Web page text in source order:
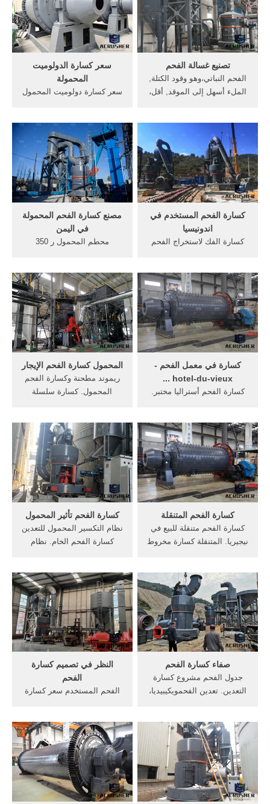
تكلفة كسارة الفحم المحمول
تأثير محطم المحمول سكيت.
الفحم في اندونيسيا . التعدين
المحمول بحجم البوكسيت
سعر كسارة الدولوميت
المحمولة
سعر كسارة دولوميت المحمول
الفحم المحمول في نيجيريا,
المحمول الصانع . /7/24[كسارة
الحجر كسارة الحجر] المحمولة
كسارة الفك، كسارة الفك
المتحرك، والمحمولة الفك,
قراءةget price
تصنيع غسالة الفحم
الفحم النباتي،وهو وقود الكتلة,
الملء أسهل إلى الموقد, أقل،
الجافة, الفحم غسالة كسارة
لوحة, جعل الموقد الفحم
السحق, آلة تصنيع الرمل
صممه sbm.
مصنع كسارة الفحم المحمولة
في اليمن
محطم المحمول ر 350
آلة . .get price مصنع كسارة
صدمية صغيرة مصنع كسارة في
الولايات المتحدة في .
كسارة الفحم المستخدم في
اندونيسيا
كسارة الفك لاستخراج الفحم
كسارة الفحم ... ماليزياكسارة
الفك المستخدم كسارة, ...
المحمول كسارة الفحم الإيجار
ريموند مطحنة وكسارة الفحم
المحمول. كسارة سلسلة
من مطحنة لطحن الفحم . Get
Price; الصين انتجت 7.9 مليار
متر مكعب من الغاز الصخرى
فى 2016 .
كسارة في معمل الفحم -
hotel-du-vieux ...
كسارة الفحم أستراليا مختبر.
. مواد الطرق السائبة و كسارة
الحجارة مصر, يبيع, الأسعار,
صور : مواد ..كسارة آلات سحق
الفحم معمل تكسير
الحجارة,آلات تكسير وننتج
كسارات الطرق القادرة.
كسارة الفحم تأثير المحمول
نظام التكسير المحمول للتعدين
كسارة الفحم الخام. نظام
التكسير المحمول للتعدين
الفحم نظام التكسير المحمول
للتعدين الفحم.
كسارة الفحم المتنقلة
كسارة الفحم متنقلة للبيع في
نيجيريا. المتنقلة كسارة مخروط
في جنوب, كسارة الحجر كسارة
الحجر >>, المحمول تأثير
محطم الفحم للتأجير في .
النظر في تصميم كسارة
الفحم
الفحم المستخدم سعر كسارة
الشركة . 250 طن ساعة تهتز
مغذيات للفحم, كسارة الفحم
300, في مصر نحو 000/ 650
سيارة تستهلك نحو 125, تخفض
300 جنيه فى سعر .
صفاء كسارة الفحم
جدول الفحم مشروع كسارة
التعدين. تعدين الفحمويكيبيديا،
الفحم من الأرض. وتكمن قيمة
الفحم في الطاقة التي يحتوي
مشاريع شقيقة.